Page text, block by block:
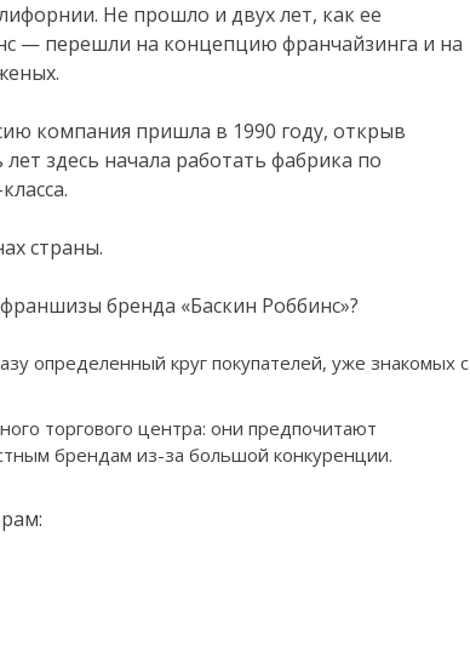
Не прошло и двух лет, как ее
— перешли на концепцию франчайзинга и на
компания пришла в 1990 году, открыв
здесь начала работать фабрика по
страны.
бренда «Баскин Роббинс»?
определенный круг покупателей, уже знакомых с
торгового центра: они предпочитают
брендам из-за большой конкуренции.